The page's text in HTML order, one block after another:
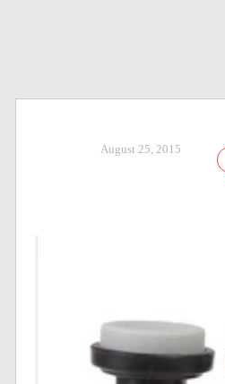
August 25, 2015